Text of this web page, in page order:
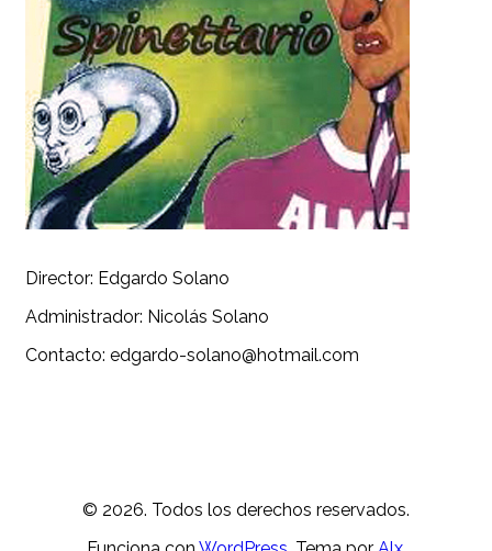
Director: Edgardo Solano
Administrador: Nicolás Solano
Contacto: edgardo-solano@hotmail.com
© 2026. Todos los derechos reservados.